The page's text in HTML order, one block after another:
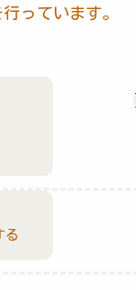
っています。
る